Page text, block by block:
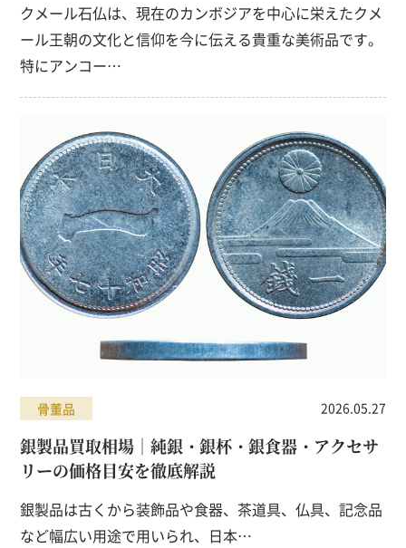
クメール石仏は、現在のカンボジアを中心に栄えたクメ
ール王朝の文化と信仰を今に伝える貴重な美術品です。
特にアンコー…
骨董品 2026.05.27
銀製品買取相場｜純銀・銀杯・銀食器・アクセサ
リーの価格目安を徹底解説
銀製品は古くから装飾品や食器、茶道具、仏具、記念品
など幅広い用途で用いられ、日本…